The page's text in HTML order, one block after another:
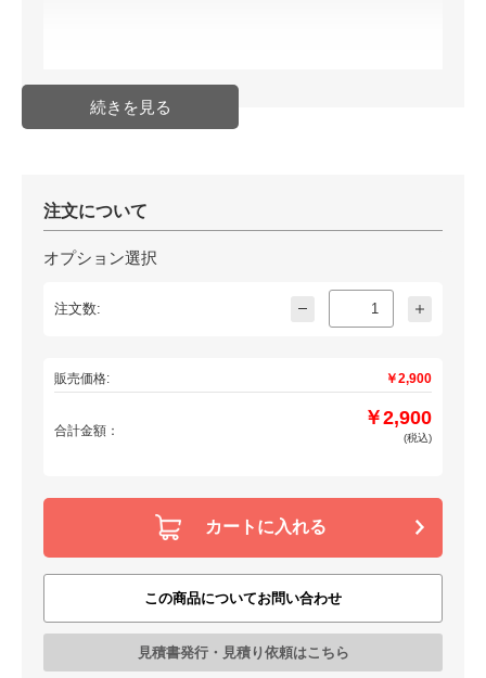
注文について
オプション選択
注文数:
販売価格: ￥2,900
合計金額：
￥2,900
(税込)
カートに入れる
この商品についてお問い合わせ
見積書発行・見積り依頼はこちら